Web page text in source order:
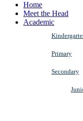
Home
Meet the Head
Academic
Primary
Secondary